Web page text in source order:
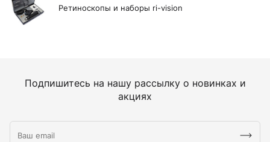
Ретиноскопы и наборы ri-vision
Подпишитесь на нашу рассылку о новинках и
акциях